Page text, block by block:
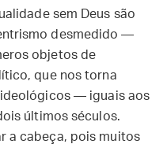
sem Deus são
desmedido —
objetos de
que nos torna
— iguais aos
últimos séculos.
a cabeça, pois muitos